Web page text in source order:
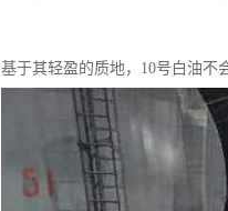
基于其轻盈的质地，10号白油不